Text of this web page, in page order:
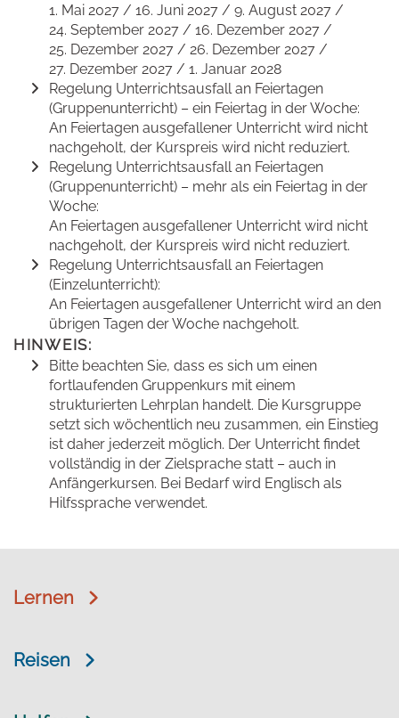
1. Mai 2027 / 16. Juni 2027 / 9. August 2027 /
24. September 2027 / 16. Dezember 2027 /
25. Dezember 2027 / 26. Dezember 2027 /
27. Dezember 2027 / 1. Januar 2028
Regelung Unterrichtsausfall an Feiertagen
(Gruppenunterricht) – ein Feiertag in der Woche:
An Feiertagen ausgefallener Unterricht wird nicht
nachgeholt, der Kurspreis wird nicht reduziert.
Regelung Unterrichtsausfall an Feiertagen
(Gruppenunterricht) – mehr als ein Feiertag in der
Woche:
An Feiertagen ausgefallener Unterricht wird nicht
nachgeholt, der Kurspreis wird nicht reduziert.
Regelung Unterrichtsausfall an Feiertagen
(Einzelunterricht):
An Feiertagen ausgefallener Unterricht wird an den
übrigen Tagen der Woche nachgeholt.
HINWEIS:
Bitte beachten Sie, dass es sich um einen
fortlaufenden Gruppenkurs mit einem
strukturierten Lehrplan handelt. Die Kursgruppe
setzt sich wöchentlich neu zusammen, ein Einstieg
ist daher jederzeit möglich. Der Unterricht findet
vollständig in der Zielsprache statt – auch in
Anfängerkursen. Bei Bedarf wird Englisch als
Hilfssprache verwendet.
Lernen
Reisen